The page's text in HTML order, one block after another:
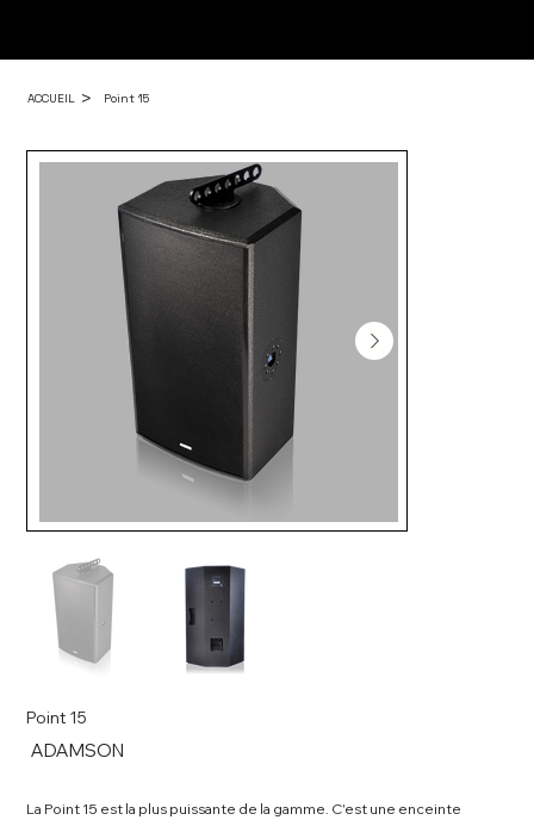
ACCUEIL > Point 15
Point 15
SKU
ADAMSON
ADAMSON
La Point 15 est la plus puissante de la gamme. C'est une enceinte